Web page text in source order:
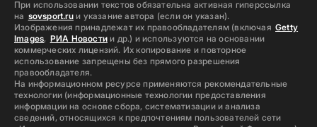
При использовании текстов обязательна активная гиперссылка
на sovsport.ruи указание автора (если он указан).
Изображения принадлежат их правообладателям (включая Getty
Images, РИА Новостии др.) и используются на основании
коммерческих лицензий. Их копирование и повторное
использование запрещены без прямого разрешения
правообладателя.
На информационном ресурсе применяются рекомендательные
технологии (информационные технологии предоставления
информации на основе сбора, систематизации и анализа
сведений, относящихся к предпочтениям пользователей сети